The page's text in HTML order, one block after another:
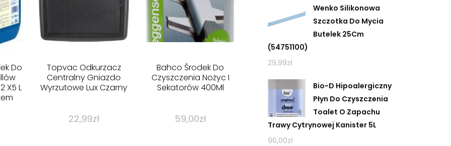
Do
X5 L
Topvac Odkurzacz
Centralny Gniazdo
Wyrzutowe Lux Czarny
22,99zł
Bahco Środek Do
Czyszczenia Nożyc I
Sekatorów 400Ml
59,00zł
Wenko Silikonowa
Szczotka Do Mycia
Butelek 25Cm
(54751100)
29,99zł
Bio-D Hipoalergiczny
Płyn Do Czyszczenia
Toalet O Zapachu
Trawy Cytrynowej Kanister 5L
96,00zł